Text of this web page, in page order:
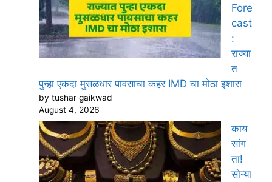
Fore
cast
:
राज्या
त
पुन्हा एकदा मुसळधार पावसाचा कहर IMD चा मोठा इशारा
by tushar gaikwad
August 4, 2026
काय
सांग
ता!
सोन्या